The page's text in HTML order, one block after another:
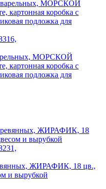
МОРСКОЙ
картонная коробка с
подложка для
ЖИРАФИК, 18 цв.,
и вырубкой